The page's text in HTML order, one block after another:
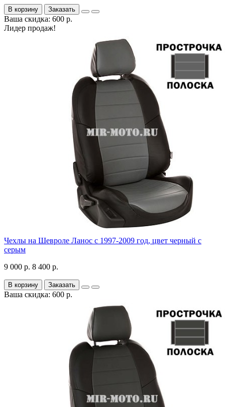
В корзину Заказать
Ваша скидка: 600 р.
Лидер продаж!
Чехлы на Шевроле Ланос с 1997-2009 год, цвет черный с
серым
9 000 р. 8 400 р.
В корзину Заказать
Ваша скидка: 600 р.